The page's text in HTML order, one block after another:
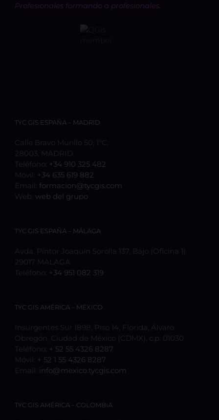
Profesionales formando a profesionales.
TYC GIS ESPAÑA – MADRID
Calle Bravo Murillo 50, 1ºC,
28003, MADRID
Teléfono: +34 910 325 482
Móvil: +34 635 619 882
Email: formacion@tycgis.com
Web: web del grupo
TYC GIS ESPAÑA – MÁLAGA
Avda. Pintor Joaquín Sorolla 137, Bajo (Oficina 1)
29017 MÁLAGA
Teléfono: +34 951 082 319
TYC GIS AMÉRICA – MÉXICO
Insurgentes Sur 1898, Piso 14, Florida, Álvaro
Obregón, Ciudad de México (CDMX), c.p. 01030
Teléfono: + 52 55 4326 8287
Móvil: + 52 1 55 4326 8287
Email: info@mexico.tycgis.com
TYC GIS AMÉRICA – COLOMBIA